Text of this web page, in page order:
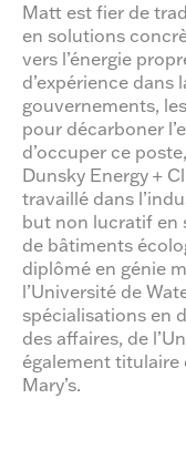
Matt est fier de
en solutions
vers l’énergie
d’expérience
gouvernements,
pour décarboner
d’occuper ce
Dunsky Energy +
travaillé dans
but non lucratif en
de bâtiments
diplômé en génie
l’Université de
spécialisations en
des affaires, de
également titulaire
Mary’s.